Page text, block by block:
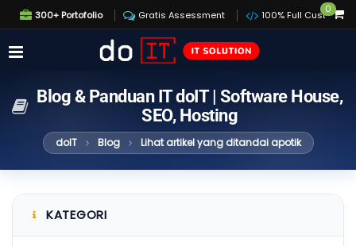
300+ Portofolio Gratis Assessment 100% Full Custom
0
Blog & Panduan IT doIT | Software House,
SEO, Hosting
doIT Blog Lihat artikel yang ditandai apotik
KATEGORI